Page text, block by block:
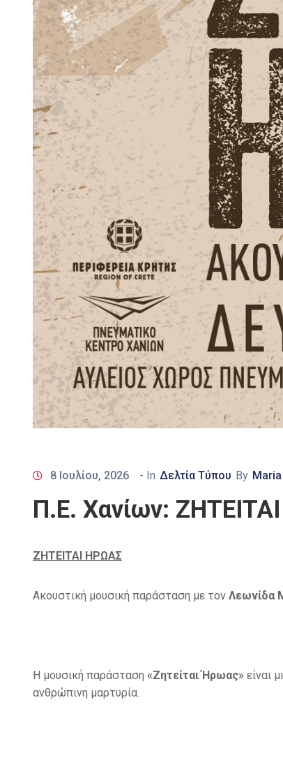
8 Ιουλίου, 2026 - In Δελτία Τύπου By
Π.Ε. Χανίων:
ΖΗΤΕΙΤΑΙ ΗΡΩΑΣ
Ακουστική μουσική παράσταση με τον Λεωνίδα
Η μουσική παράσταση «Ζητείται Ήρωας» είναι
ανθρώπινη μαρτυρία.